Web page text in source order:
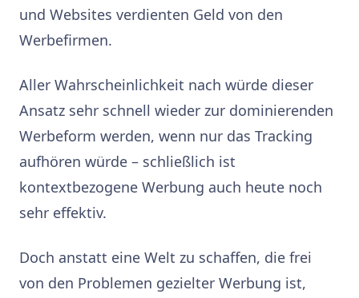
und Websites verdienten Geld von den
Werbefirmen.
Aller Wahrscheinlichkeit nach würde dieser
Ansatz sehr schnell wieder zur dominierenden
Werbeform werden, wenn nur das Tracking
aufhören würde – schließlich ist
kontextbezogene Werbung auch heute noch
sehr effektiv.
Doch anstatt eine Welt zu schaffen, die frei
von den Problemen gezielter Werbung ist,